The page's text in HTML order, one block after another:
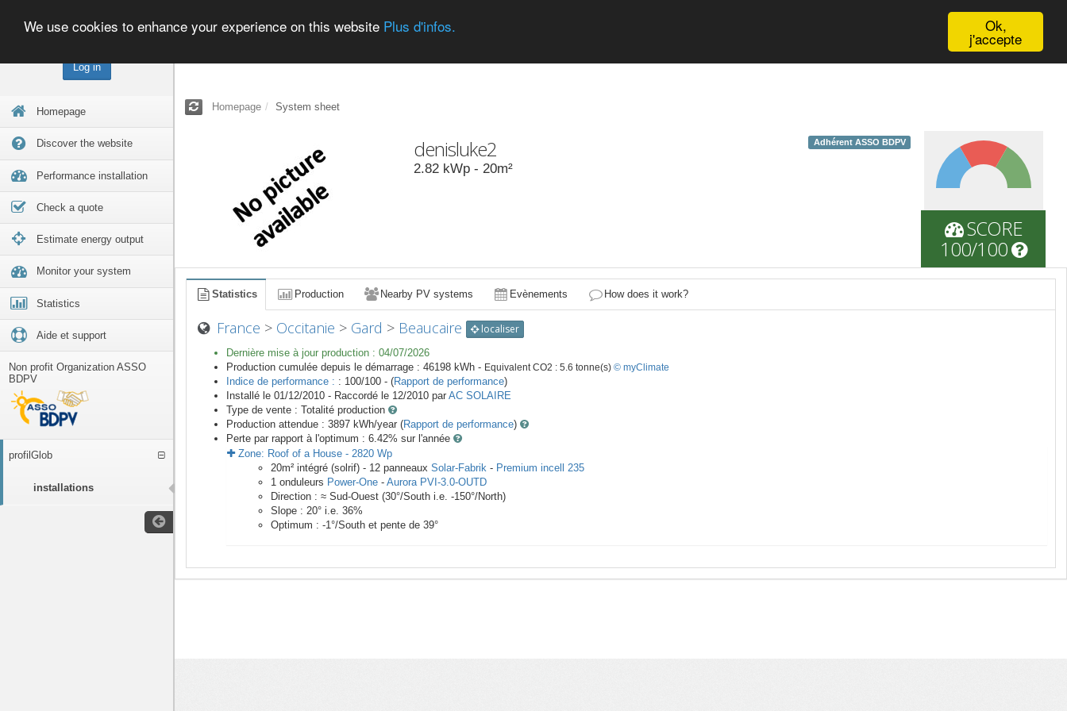
Log in
Homepage
Discover the website
Performance installation
Check a quote
Estimate energy output
Monitor your system
Statistics
Aide et support
Non profit Organization ASSO
BDPV
profilGlob
installations
Ok,
j'accepte
We use cookies to enhance your experience on this website Plus d'infos.
Homepage System sheet
denisluke2
2.82 kWp - 20m²
Adhérent ASSO BDPV
SCORE
100/100
Statistics Production Nearby PV systems Evènements How does it work?
France > Occitanie > Gard > Beaucaire localiser
Dernière mise à jour production : 04/07/2026
Production cumulée depuis le démarrage : 46198 kWh - Equivalent CO2 : 5.6 tonne(s) © myClimate
Indice de performance : : 100/100 - (Rapport de performance)
Installé le 01/12/2010 - Raccordé le 12/2010 par AC SOLAIRE
Type de vente : Totalité production
Production attendue : 3897 kWh/year (Rapport de performance)
Perte par rapport à l'optimum : 6.42% sur l'année
Zone: Roof of a House - 2820 Wp
20m² intégré (solrif) - 12 panneaux Solar-Fabrik - Premium incell 235
1 onduleurs Power-One - Aurora PVI-3.0-OUTD
Direction : ≈ Sud-Ouest (30°/South i.e. -150°/North)
Slope : 20° i.e. 36%
Optimum : -1°/South et pente de 39°